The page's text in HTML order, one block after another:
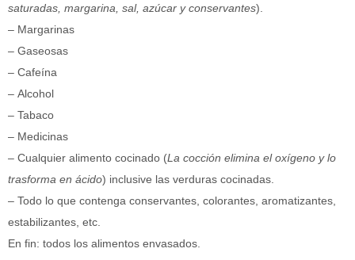
saturadas, margarina, sal, azúcar y conservantes).
– Margarinas
– Gaseosas
– Cafeína
– Alcohol
– Tabaco
– Medicinas
– Cualquier alimento cocinado (La cocción elimina el oxígeno y lo
trasforma en ácido) inclusive las verduras cocinadas.
– Todo lo que contenga conservantes, colorantes, aromatizantes,
estabilizantes, etc.
En fin: todos los alimentos envasados.